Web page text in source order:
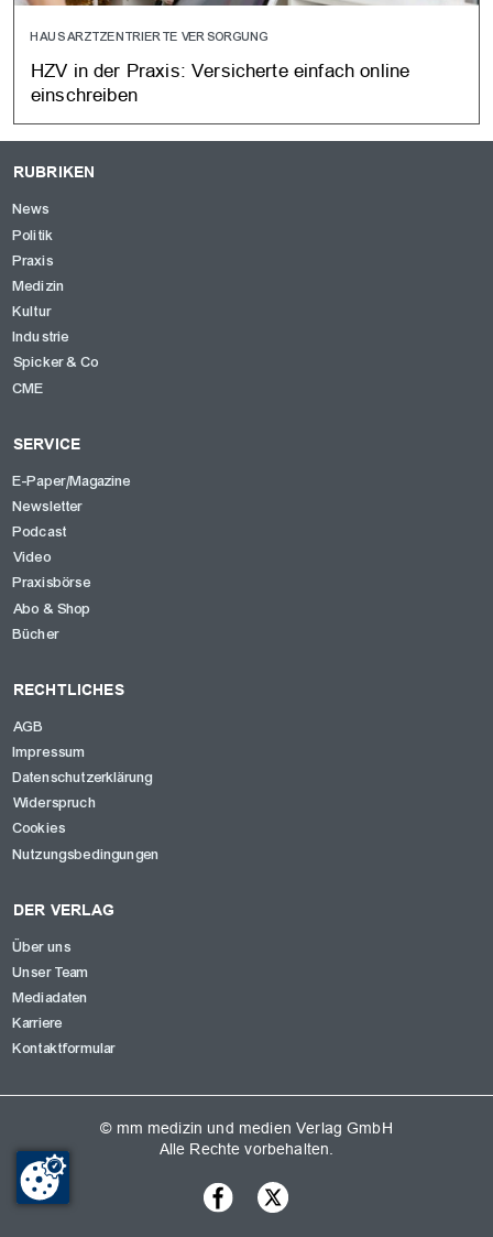
HAUSARZTZENTRIERTE VERSORGUNG
HZV in der Praxis: Versicherte einfach online
einschreiben
RUBRIKEN
News
Politik
Praxis
Medizin
Kultur
Industrie
Spicker & Co
CME
SERVICE
E-Paper/Magazine
Newsletter
Podcast
Video
Praxisbörse
Abo & Shop
Bücher
RECHTLICHES
AGB
Impressum
Datenschutzerklärung
Widerspruch
Cookies
Nutzungsbedingungen
DER VERLAG
Über uns
Unser Team
Mediadaten
Karriere
Kontaktformular
© mm medizin und medien Verlag GmbH
Alle Rechte vorbehalten.